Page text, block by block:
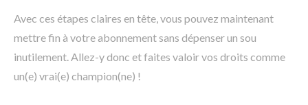
Avec ces étapes claires en tête, vous pouvez maintenant
mettre fin à votre abonnement sans dépenser un sou
inutilement. Allez-y donc et faites valoir vos droits comme
un(e) vrai(e) champion(ne) !